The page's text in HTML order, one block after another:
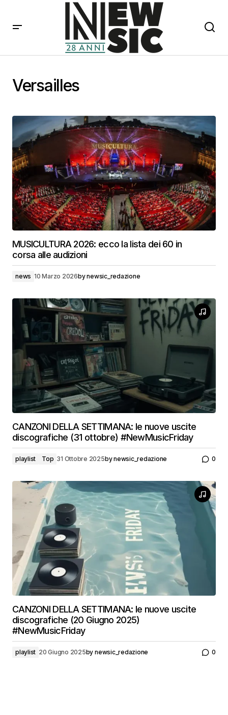
Versailles
MUSICULTURA 2026: ecco la lista dei 60 in
corsa alle audizioni
news 10 Marzo 2026bynewsic_redazione
CANZONI DELLA SETTIMANA: le nuove uscite
discografiche (31 ottobre) #NewMusicFriday
playlist Top 31 Ottobre 2025bynewsic_redazione 0
CANZONI DELLA SETTIMANA: le nuove uscite
discografiche (20 Giugno 2025)
#NewMusicFriday
playlist 20 Giugno 2025by newsic_redazione 0